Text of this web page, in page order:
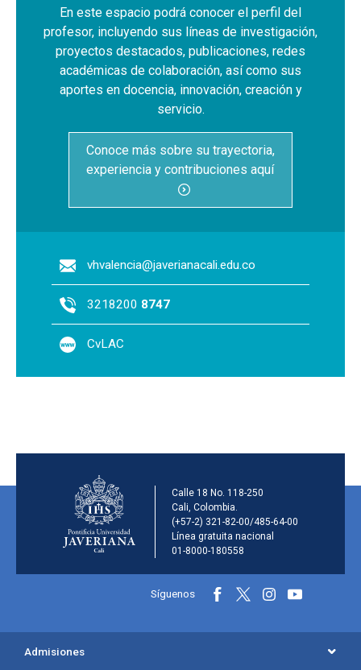
En este espacio podrá conocer el perfil del
profesor, incluyendo sus líneas de investigación,
proyectos destacados, publicaciones, redes
académicas de colaboración, así como sus
aportes en docencia, innovación, creación y
servicio.
Conoce más sobre su trayectoria,
experiencia y contribuciones aquí
vhvalencia@javerianacali.edu.co
3218200 8747
CvLAC
Información de la
Calle 18 No. 118-250
Cali, Colombia.
(+57-2) 321-82-00/485-64-00
Línea gratuita nacional
01-8000-180558
Información y redes sociales
Síguenos
Menú principal del footer
Admisiones